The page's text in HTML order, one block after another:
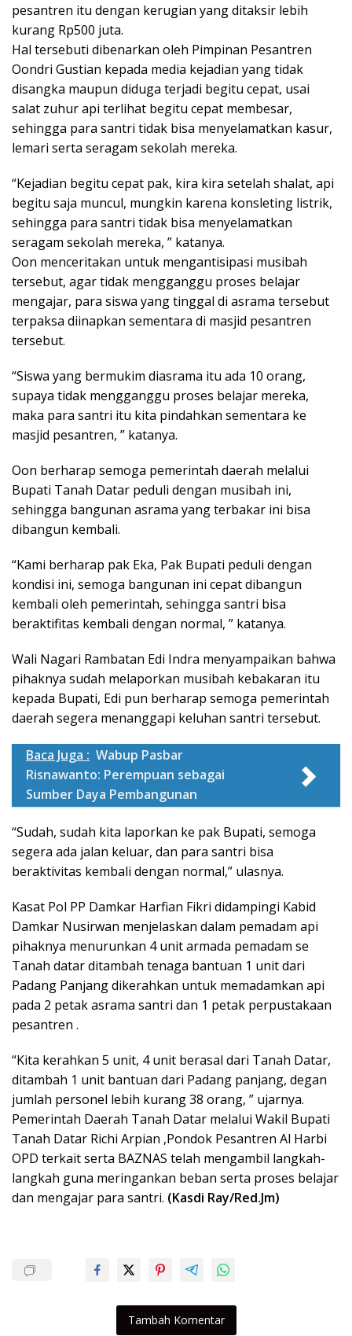
pesantren itu dengan kerugian yang ditaksir lebih
kurang Rp500 juta.
Hal tersebuti dibenarkan oleh Pimpinan Pesantren
Oondri Gustian kepada media kejadian yang tidak
disangka maupun diduga terjadi begitu cepat, usai
salat zuhur api terlihat begitu cepat membesar,
sehingga para santri tidak bisa menyelamatkan kasur,
lemari serta seragam sekolah mereka.
“Kejadian begitu cepat pak, kira kira setelah shalat, api
begitu saja muncul, mungkin karena konsleting listrik,
sehingga para santri tidak bisa menyelamatkan
seragam sekolah mereka, ” katanya.
Oon menceritakan untuk mengantisipasi musibah
tersebut, agar tidak mengganggu proses belajar
mengajar, para siswa yang tinggal di asrama tersebut
terpaksa diinapkan sementara di masjid pesantren
tersebut.
“Siswa yang bermukim diasrama itu ada 10 orang,
supaya tidak mengganggu proses belajar mereka,
maka para santri itu kita pindahkan sementara ke
masjid pesantren, ” katanya.
Oon berharap semoga pemerintah daerah melalui
Bupati Tanah Datar peduli dengan musibah ini,
sehingga bangunan asrama yang terbakar ini bisa
dibangun kembali.
“Kami berharap pak Eka, Pak Bupati peduli dengan
kondisi ini, semoga bangunan ini cepat dibangun
kembali oleh pemerintah, sehingga santri bisa
beraktifitas kembali dengan normal, ” katanya.
Wali Nagari Rambatan Edi Indra menyampaikan bahwa
pihaknya sudah melaporkan musibah kebakaran itu
kepada Bupati, Edi pun berharap semoga pemerintah
daerah segera menanggapi keluhan santri tersebut.
Baca Juga : Wabup Pasbar
Risnawanto: Perempuan sebagai
Sumber Daya Pembangunan
“Sudah, sudah kita laporkan ke pak Bupati, semoga
segera ada jalan keluar, dan para santri bisa
beraktivitas kembali dengan normal,” ulasnya.
Kasat Pol PP Damkar Harfian Fikri didampingi Kabid
Damkar Nusirwan menjelaskan dalam pemadam api
pihaknya menurunkan 4 unit armada pemadam se
Tanah datar ditambah tenaga bantuan 1 unit dari
Padang Panjang dikerahkan untuk memadamkan api
pada 2 petak asrama santri dan 1 petak perpustakaan
pesantren .
“Kita kerahkan 5 unit, 4 unit berasal dari Tanah Datar,
ditambah 1 unit bantuan dari Padang panjang, degan
jumlah personel lebih kurang 38 orang, ” ujarnya.
Pemerintah Daerah Tanah Datar melalui Wakil Bupati
Tanah Datar Richi Arpian ,Pondok Pesantren Al Harbi
OPD terkait serta BAZNAS telah mengambil langkah-
langkah guna meringankan beban serta proses belajar
dan mengajar para santri. (Kasdi Ray/Red.Jm)
Tambah Komentar